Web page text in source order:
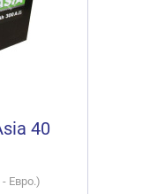
40
Евро.)